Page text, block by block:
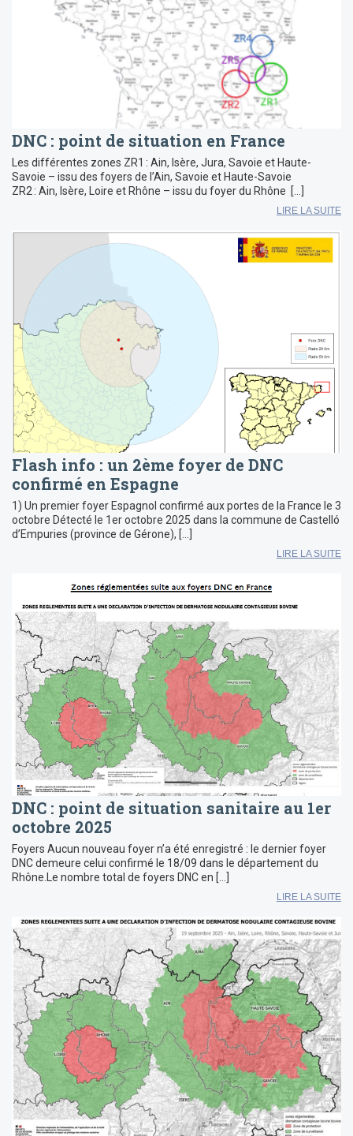
DNC : point de situation en France
Les différentes zones ZR1 : Ain, Isère, Jura, Savoie et Haute-
Savoie – issu des foyers de l’Ain, Savoie et Haute-Savoie
ZR2 : Ain, Isère, Loire et Rhône – issu du foyer du Rhône […]
LIRE LA SUITE
Flash info : un 2ème foyer de DNC
confirmé en Espagne
1) Un premier foyer Espagnol confirmé aux portes de la France le 3
octobre Détecté le 1er octobre 2025 dans la commune de Castelló
d’Empuries (province de Gérone), […]
LIRE LA SUITE
DNC : point de situation sanitaire au 1er
octobre 2025
Foyers Aucun nouveau foyer n’a été enregistré : le dernier foyer
DNC demeure celui confirmé le 18/09 dans le département du
Rhône.Le nombre total de foyers DNC en […]
LIRE LA SUITE